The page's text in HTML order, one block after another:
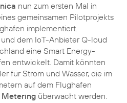
nun zum ersten Mal in
gemeinsamen Pilotprojekts
implementiert.
dem IoT-Anbieter Q-loud
eine Smart Energy-
entwickelt. Damit könnten
für Strom und Wasser, die im
auf dem Flughafen
überwacht werden.